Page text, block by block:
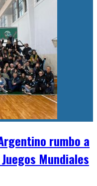
rumbo a
Mundiales